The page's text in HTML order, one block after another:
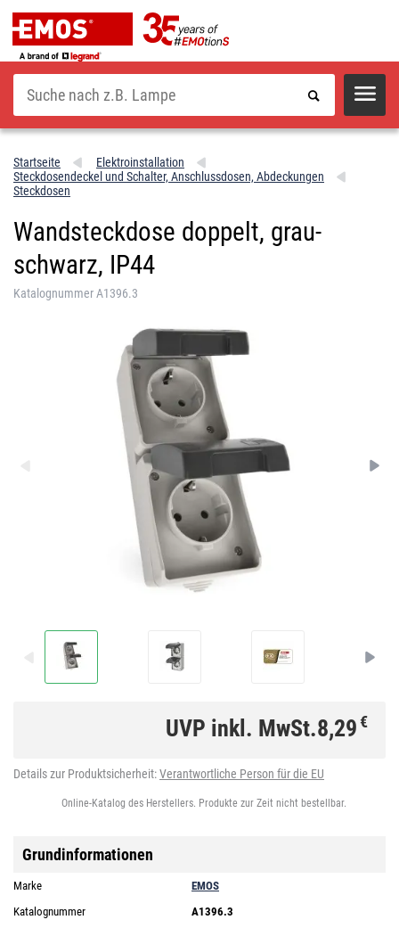
Suche
Startseite
Elektroinstallation
Steckdosendeckel und Schalter, Anschlussdosen, Abdeckungen
Steckdosen
Wandsteckdose doppelt, grau-
schwarz, IP44
Katalognummer A1396.3
UVP inkl. MwSt.8,29€
Details zur Produktsicherheit:Verantwortliche Person für die EU
Online-Katalog des Herstellers. Produkte zur Zeit nicht bestellbar.
Grundinformationen
Marke
EMOS
Katalognummer
A1396.3